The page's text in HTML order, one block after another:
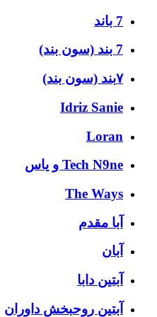
7 باند
7 بند (سون بند)
۷بند (سون بند)
Idriz Sanie
Loran
Tech N9ne و یاس
The Ways
آبا مقدم
آبان
آبتین دابا
آبتین روحبخش داوران